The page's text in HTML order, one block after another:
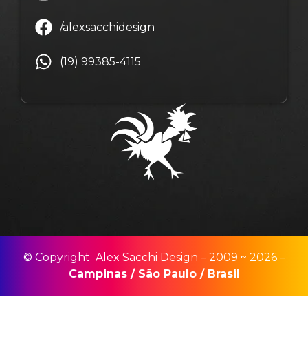
/alexsacchidesign
(19) 99385-4115
© Copyright Alex Sacchi Design – 2009 ~ 2026 –
Campinas/ São Paulo/ Brasil